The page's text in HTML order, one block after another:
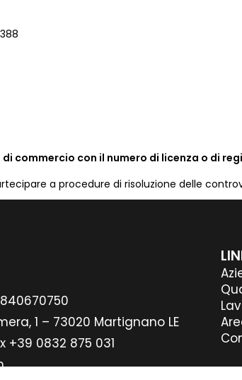
commercio con il numero di licenza o di
a procedure di risoluzione delle
1 – 73020 Martignano LE
+39 0832 875 031